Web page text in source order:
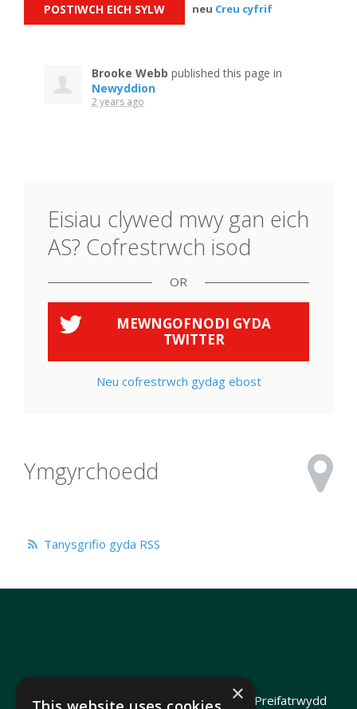
neu Creu cyfrif
Brooke Webb published this page in
Newyddion
2 years ago
Eisiau clywed mwy gan eich
AS? Cofrestrwch isod
OR
MEWNGOFNODI GYDA
TWITTER
Neu cofrestrwch gydag ebost
Ymgyrchoedd
Tanysgrifio gyda RSS
Hawlfraint 2026 Heledd Fychan AS · Polisi Preifatrwydd
×